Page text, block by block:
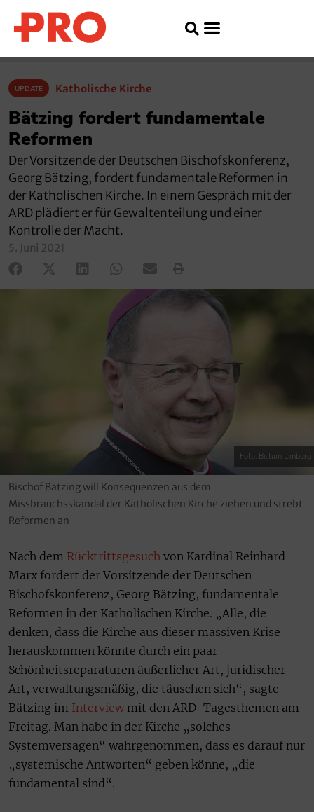
UPDATE Katholische Kirche
Bätzing fordert fundamentale
Reformen
Der Vorsitzende der Deutschen Bischofskonferenz,
Georg Bätzing, fordert fundamentale Reformen in
der Katholischen Kirche. In einem Gespräch mit der
ARD plädiert er für Gewaltenteilung und einer
Kontrolle der Macht.
5. Juni 2021
Foto: Bistum Limburg
Bischof Bätzing will Konsequenzen aus dem
Missbrauchsskandal der Katholischen Kirche ziehen und strebt
Reformen an
Nach dem Rücktrittsgesuch von Kardinal Reinhard
Marx fordert der Vorsitzende der Deutschen
Bischofskonferenz, Georg Bätzing, fundamentale
Reformen in der Katholischen Kirche. „Alle, die
denken, dass die Kirche aus dieser massiven Krise
herauskommen könnte durch ein paar
Schönheitsreparaturen äußerlicher Art, juridischer
Art, verwaltungsmäßig, die täuschen sich“, sagte
Bätzing im Interviewmit den ARD-Tagesthemen am
Freitag. Man habe in der Kirche „solches
Systemversagen“ wahrgenommen, dass es darauf nur
„systemische Antworten“ geben könne, „die
fundamental sind“.